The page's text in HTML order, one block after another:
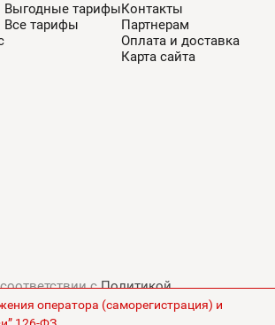
Выгодные тарифы
Все тарифы
Контакты
Партнерам
Оплата и доставка
Карта сайта
сПолитикой
без НДС.
оператора (саморегистрация) и